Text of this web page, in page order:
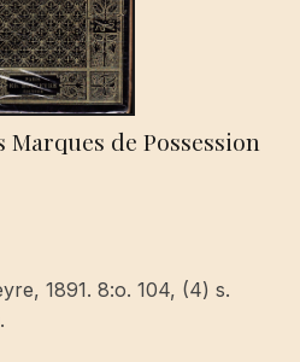
de Possession
1891. 8:o. 104, (4) s.